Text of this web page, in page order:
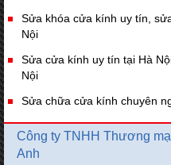
Sửa khóa cửa kính uy tín,
Nội
Sửa cửa kính uy tín tại Hà
Nội
Sửa chữa cửa kính chuyên
Công ty TNHH Thương
Anh